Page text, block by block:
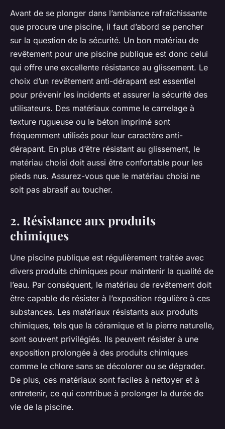
Avant de se plonger dans l’ambiance rafraîchissante
que procure une piscine, il faut d’abord se pencher
sur la question de la sécurité. Un bon matériau de
revêtement pour une piscine publique est donc celui
qui offre une excellente résistance au glissement. Le
choix d’un revêtement anti-dérapant est essentiel
pour prévenir les incidents et assurer la sécurité des
utilisateurs. Des matériaux comme le carrelage à
texture rugueuse ou le béton imprimé sont
fréquemment utilisés pour leur caractère anti-
dérapant. En plus d’être résistant au glissement, le
matériau choisi doit aussi être confortable pour les
pieds nus. Assurez-vous que le matériau choisi ne
soit pas abrasif au toucher.
2. Résistance aux produits
chimiques
Une piscine publique est régulièrement traitée avec
divers produits chimiques pour maintenir la qualité de
l’eau. Par conséquent, le matériau de revêtement doit
être capable de résister à l’exposition régulière à ces
substances. Les matériaux résistants aux produits
chimiques, tels que la céramique et la pierre naturelle,
sont souvent privilégiés. Ils peuvent résister à une
exposition prolongée à des produits chimiques
comme le chlore sans se décolorer ou se dégrader.
De plus, ces matériaux sont faciles à nettoyer et à
entretenir, ce qui contribue à prolonger la durée de
vie de la piscine.